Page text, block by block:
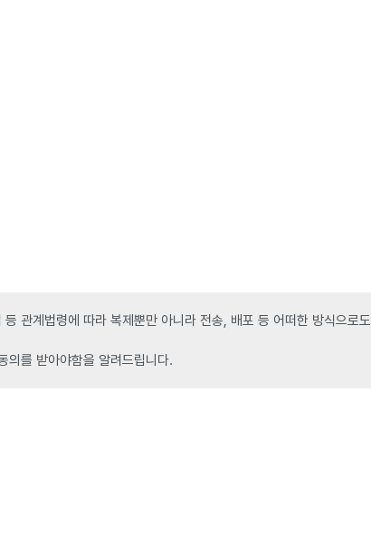
관계법령에 따라 복제뿐만 아니라 전송, 배포 등 어떠한 방식으로
의를 받아야함을 알려드립니다.